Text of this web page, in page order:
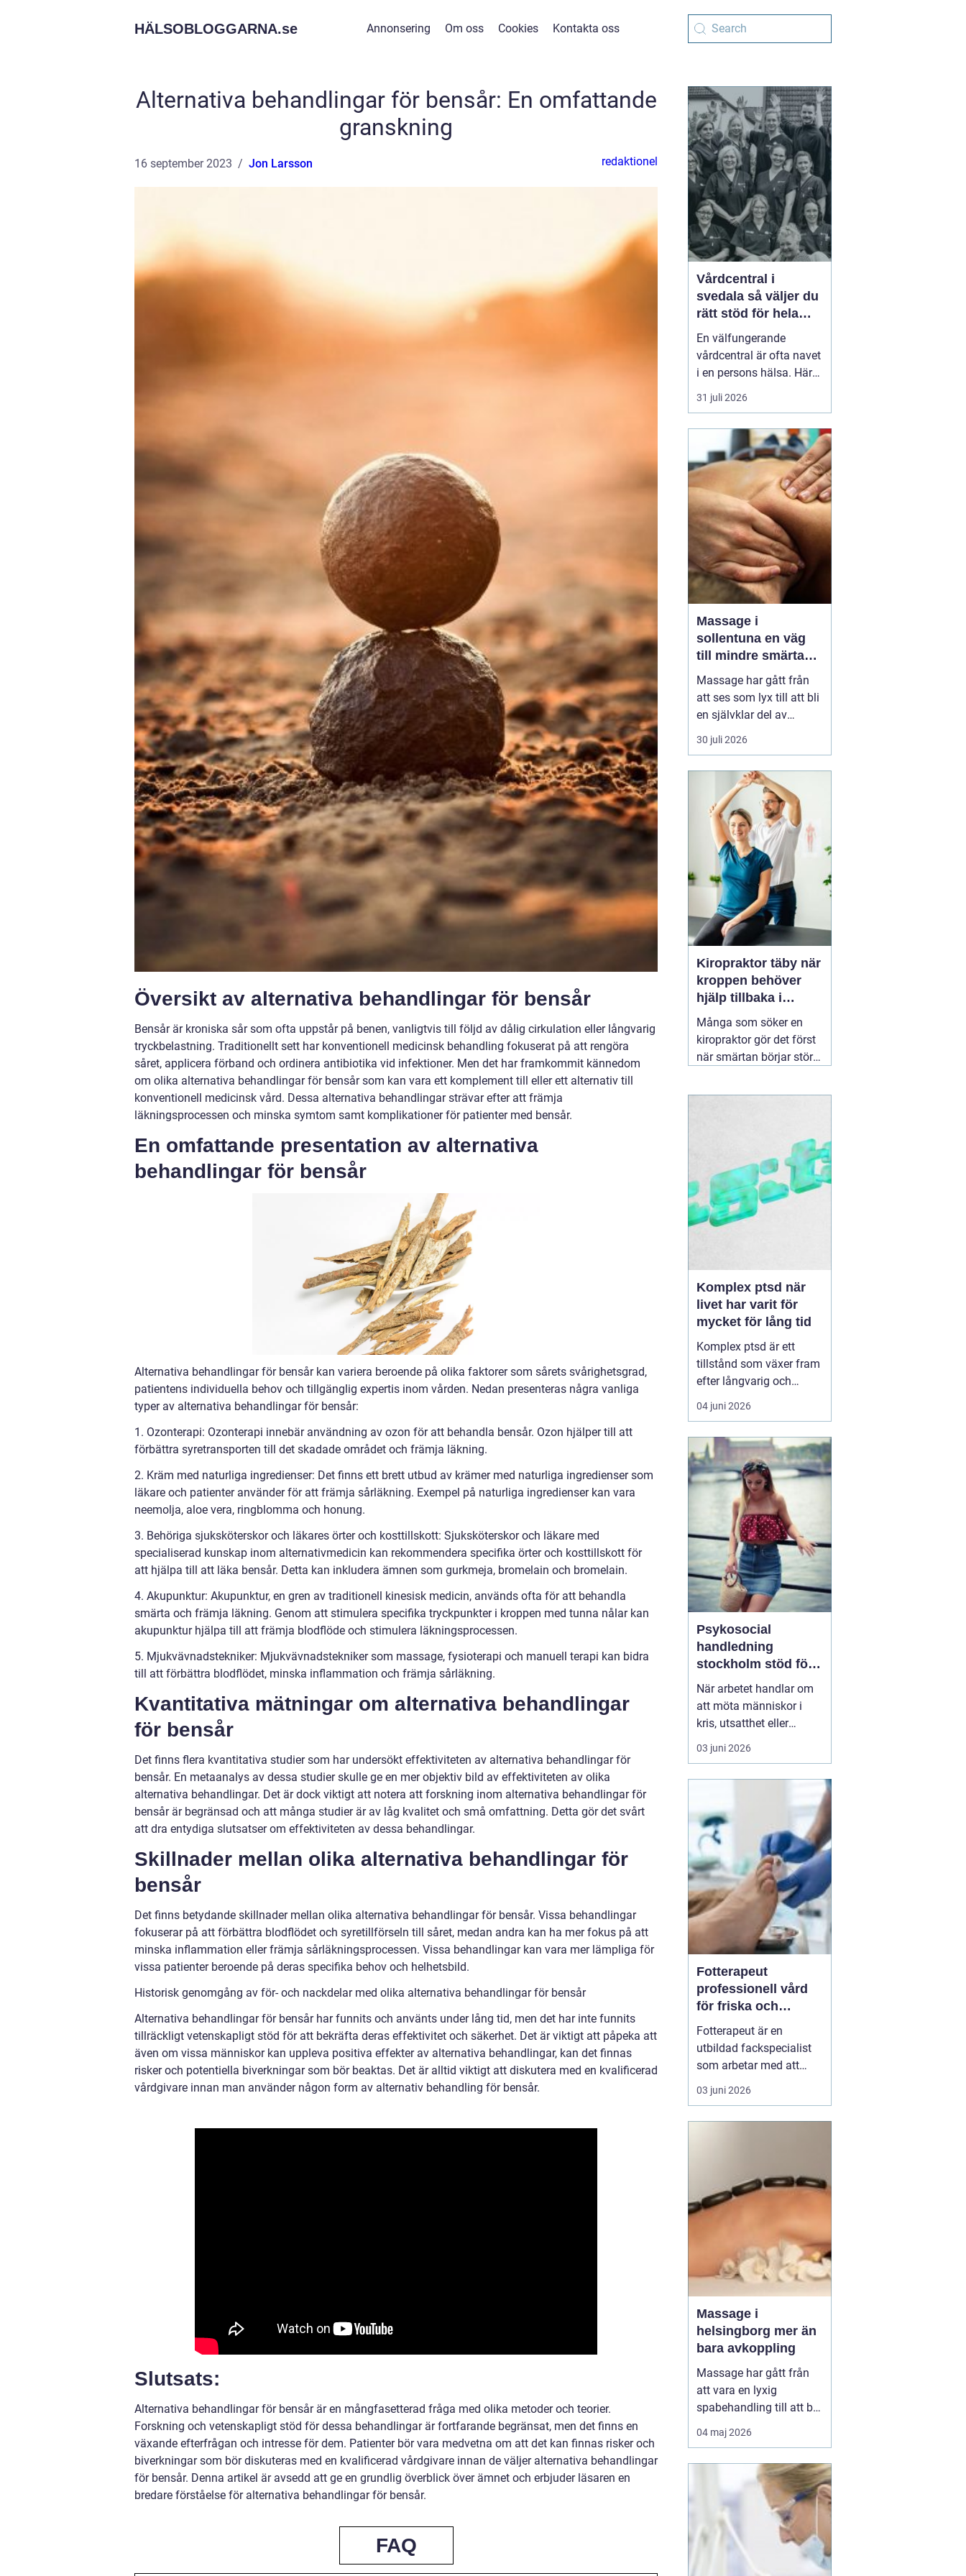
HÄLSOBLOGGARNA.se Annonsering Om oss Cookies Kontakta oss
Alternativa behandlingar för bensår: En omfattande
granskning
16 september 2023 Jon Larsson redaktionel
Översikt av alternativa behandlingar för bensår
Bensår är kroniska sår som ofta uppstår på benen, vanligtvis till följd av dålig cirkulation eller långvarig
tryckbelastning. Traditionellt sett har konventionell medicinsk behandling fokuserat på att rengöra
såret, applicera förband och ordinera antibiotika vid infektioner. Men det har framkommit kännedom
om olika alternativa behandlingar för bensår som kan vara ett komplement till eller ett alternativ till
konventionell medicinsk vård. Dessa alternativa behandlingar strävar efter att främja
läkningsprocessen och minska symtom samt komplikationer för patienter med bensår.
En omfattande presentation av alternativa
behandlingar för bensår
Alternativa behandlingar för bensår kan variera beroende på olika faktorer som sårets svårighetsgrad,
patientens individuella behov och tillgänglig expertis inom vården. Nedan presenteras några vanliga
typer av alternativa behandlingar för bensår:
1. Ozonterapi: Ozonterapi innebär användning av ozon för att behandla bensår. Ozon hjälper till att
förbättra syretransporten till det skadade området och främja läkning.
2. Kräm med naturliga ingredienser: Det finns ett brett utbud av krämer med naturliga ingredienser som
läkare och patienter använder för att främja sårläkning. Exempel på naturliga ingredienser kan vara
neemolja, aloe vera, ringblomma och honung.
3. Behöriga sjuksköterskor och läkares örter och kosttillskott: Sjuksköterskor och läkare med
specialiserad kunskap inom alternativmedicin kan rekommendera specifika örter och kosttillskott för
att hjälpa till att läka bensår. Detta kan inkludera ämnen som gurkmeja, bromelain och bromelain.
4. Akupunktur: Akupunktur, en gren av traditionell kinesisk medicin, används ofta för att behandla
smärta och främja läkning. Genom att stimulera specifika tryckpunkter i kroppen med tunna nålar kan
akupunktur hjälpa till att främja blodflöde och stimulera läkningsprocessen.
5. Mjukvävnadstekniker: Mjukvävnadstekniker som massage, fysioterapi och manuell terapi kan bidra
till att förbättra blodflödet, minska inflammation och främja sårläkning.
Kvantitativa mätningar om alternativa behandlingar
för bensår
Det finns flera kvantitativa studier som har undersökt effektiviteten av alternativa behandlingar för
bensår. En metaanalys av dessa studier skulle ge en mer objektiv bild av effektiviteten av olika
alternativa behandlingar. Det är dock viktigt att notera att forskning inom alternativa behandlingar för
bensår är begränsad och att många studier är av låg kvalitet och små omfattning. Detta gör det svårt
att dra entydiga slutsatser om effektiviteten av dessa behandlingar.
Skillnader mellan olika alternativa behandlingar för
bensår
Det finns betydande skillnader mellan olika alternativa behandlingar för bensår. Vissa behandlingar
fokuserar på att förbättra blodflödet och syretillförseln till såret, medan andra kan ha mer fokus på att
minska inflammation eller främja sårläkningsprocessen. Vissa behandlingar kan vara mer lämpliga för
vissa patienter beroende på deras specifika behov och helhetsbild.
Historisk genomgång av för- och nackdelar med olika alternativa behandlingar för bensår
Alternativa behandlingar för bensår har funnits och använts under lång tid, men det har inte funnits
tillräckligt vetenskapligt stöd för att bekräfta deras effektivitet och säkerhet. Det är viktigt att påpeka att
även om vissa människor kan uppleva positiva effekter av alternativa behandlingar, kan det finnas
risker och potentiella biverkningar som bör beaktas. Det är alltid viktigt att diskutera med en kvalificerad
vårdgivare innan man använder någon form av alternativ behandling för bensår.
Slutsats:
Alternativa behandlingar för bensår är en mångfasetterad fråga med olika metoder och teorier.
Forskning och vetenskapligt stöd för dessa behandlingar är fortfarande begränsat, men det finns en
växande efterfrågan och intresse för dem. Patienter bör vara medvetna om att det kan finnas risker och
biverkningar som bör diskuteras med en kvalificerad vårdgivare innan de väljer alternativa behandlingar
för bensår. Denna artikel är avsedd att ge en grundlig överblick över ämnet och erbjuder läsaren en
bredare förståelse för alternativa behandlingar för bensår.
FAQ
Vårdcentral i
svedala så väljer du
rätt stöd för hela
livet
En välfungerande
vårdcentral är ofta navet
i en persons hälsa. Här
får människor hjälp med
allt från förkylningar och
sjukdomar, psykisk
ohälsa och
rehabilitering. I en
växande kommun som
Svedala blir valet av
vårdcentral extr...
31 juli 2026
Massage i
sollentuna en väg
till mindre smärta
och mer ork i
vardagen
Massage har gått från
att ses som lyx till att bli
en självklar del av
många människors
hälsa och vardag. Allt
norr om Stockholm
sökerprofessionell
massage Sollentuna för
30 juli 2026
Kiropraktor täby när
kroppen behöver
hjälp tillbaka i
balans
Många som söker en
kiropraktor gör det först
när smärtan börjar störa
Ryggont, stel nacke eller
som att jobba, sova eller
träna betydligt svårare.
För den som letar efter
en 30 juni 2026
Komplex ptsd när
livet har varit för
mycket för lång tid
Komplex ptsd är ett
tillstånd som växer fram
efter långvarig och
upprepad utsatthet, ofta
i relationer som skulle
känner sig förvirrade,
skamsna eller svaga när
kropp och psyke
reagerar starkare än vad
situationen verkar
motivera. ...
04 juni 2026
Psykosocial
handledning
stockholm stöd för
hållbart arbete med
människor
När arbetet handlar om
att möta människor i
kris, utsatthet eller
beroende prövas både
yrkesrollen och den egna
socialtjänst, skola,
omsorg, HVB, öppenvård
eller rättsväsende känner
igen kombinationen av
höga krav, kompl...
03 juni 2026
Fotterapeut
professionell vård
för friska och
starkare fötter
Fotterapeut är en
utbildad fackspecialist
som arbetar med att
förebygga, behandla och
lindra problem i fötter
tid utan att söka hjälp,
trots att rätt behandling
o...
03 juni 2026
Massage i
helsingborg mer än
bara avkoppling
Massage har gått från
att vara en lyxig
spabehandling till att bli
en självklar del av
mångas vardagliga
visar att regelbunden
beröring kan sänka
stressnivåer, lindra
smärta och förbättra
sömnen. I en stad som
04 maj 2026